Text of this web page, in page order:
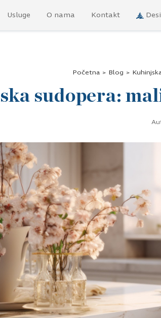
Usluge O nama Kontakt
Početna > Blog >
sudopera: